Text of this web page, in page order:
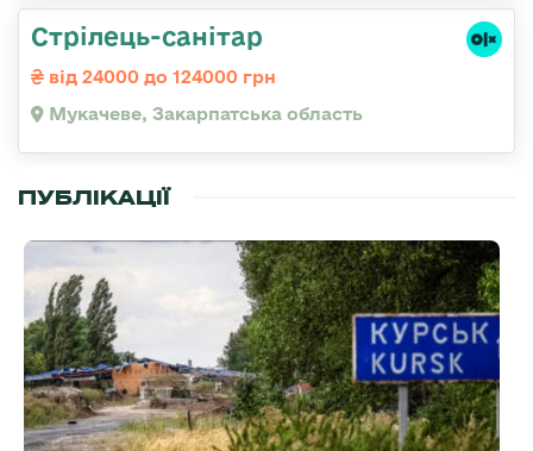
Стрілець-санітар
від 24000 до 124000 грн
Мукачеве, Закарпатська область
ПУБЛІКАЦІЇ